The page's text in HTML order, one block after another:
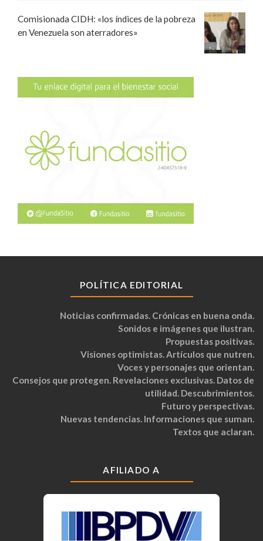
Comisionada CIDH: «los índices de la pobreza
en Venezuela son aterradores»
POLÍTICA EDITORIAL
Noticias confirmadas. Crónicas en buena onda.
Sonidos e imágenes que ilustran.
Propuestas positivas.
Visiones optimistas. Artículos que nutren.
Voces y personajes que orientan.
Consejos que protegen. Revelaciones exclusivas. Datos de
utilidad. Descubrimientos.
Futuro y perspectivas.
Nuevas tendencias. Informaciones que suman.
Textos que aclaran.
AFILIADO A